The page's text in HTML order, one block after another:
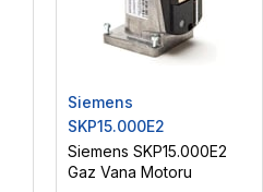
Siemens
SKP15.000E2
Siemens SKP15.000E2
Gaz Vana Motoru